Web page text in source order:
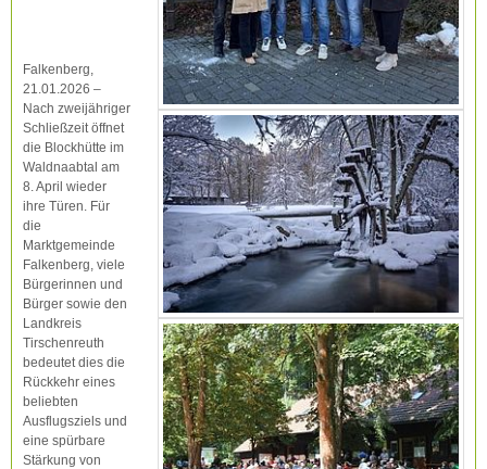
Falkenberg,
21.01.2026 –
Nach zweijähriger
Schließzeit öffnet
die Blockhütte im
Waldnaabtal am
8. April wieder
ihre Türen. Für
die
Marktgemeinde
Falkenberg, viele
Bürgerinnen und
Bürger sowie den
Landkreis
Tirschenreuth
bedeutet dies die
Rückkehr eines
beliebten
Ausflugsziels und
eine spürbare
Stärkung von